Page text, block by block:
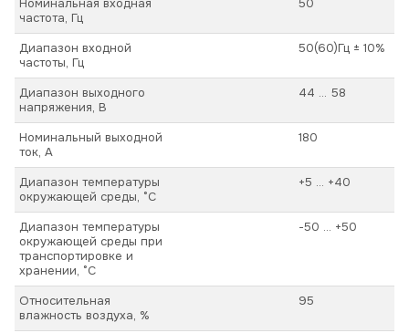
частота, Гц
Диапазон входной
частоты, Гц
50(60)Гц ± 10%
Диапазон выходного
напряжения, В
44 ... 58
Номинальный выходной
ток, А
180
Диапазон температуры
окружающей среды, °С
+5 ... +40
Диапазон температуры
окружающей среды при
транспортировке и
хранении, °С
-50 ... +50
Относительная
влажность воздуха, %
95